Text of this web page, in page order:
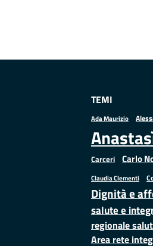
TEMI
Ada Maurizio
Carceri Carlo
Claudia Clementi
Dignità e
salute e
regionale
Area rete